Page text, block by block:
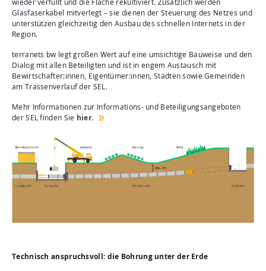
wieder verfüllt und die Fläche rekultiviert. Zusätzlich werden
Glasfaserkabel mitverlegt – sie dienen der Steuerung des Netzes und
unterstützen gleichzeitig den Ausbau des schnellen Internets in der
Region.
terranets bw legt großen Wert auf eine umsichtige Bauweise und den
Dialog mit allen Beteiligten und ist in engem Austausch mit
Bewirtschafter:innen, Eigentümer:innen, Städten sowie Gemeinden
am Trassenverlauf der SEL.
Mehr Informationen zur Informations- und Beteiligungsangeboten
der SEL finden Sie hier.
Technisch anspruchsvoll: die Bohrung unter der Erde